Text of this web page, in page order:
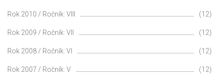
Rok 2010 / Ročník: VIII (12)
Rok 2009 / Ročník: VII (12)
Rok 2008 / Ročník: VI (12)
Rok 2007 / Ročník: V (12)